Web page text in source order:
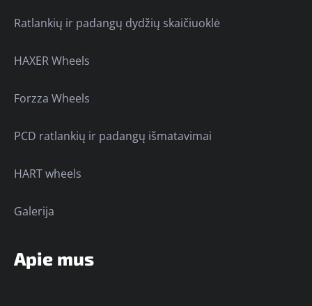
Ratlankių ir padangų dydžių skaičiuoklė
HAXER Wheels
Forzza Wheels
PCD ratlankių ir padangų išmatavimai
HART wheels
Galerija
Apie mus